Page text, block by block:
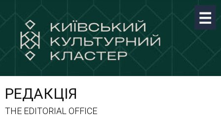
РЕДАКЦІЯ
THE EDITORIAL OFFICE